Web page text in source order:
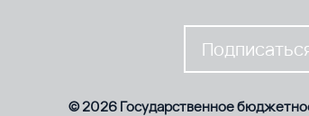
© 2026 Государственное